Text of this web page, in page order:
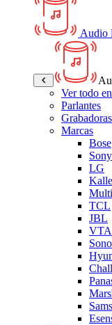
Audio
Ver todo
Parlantes
Marcas
Bose
Sony
LG
TCL
JBL
VTA